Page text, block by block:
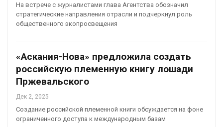
На встрече с журналистами глава Агентства обозначил
стратегические направления отрасли и подчеркнул роль
общественного экопросвещения
«Аскания-Нова» предложила создать
российскую племенную книгу лошади
Пржевальского
Дек 2, 2025
Создание российской племенной книги обсуждается на фоне
ограниченного доступа к международным базам